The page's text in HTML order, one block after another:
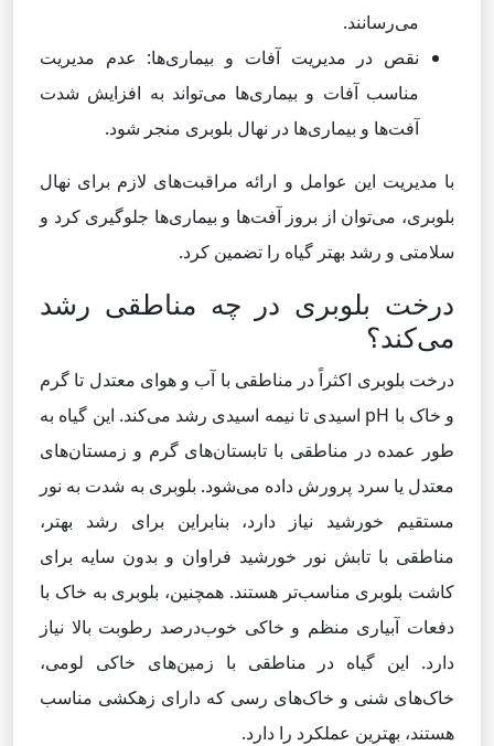
می‌رسانند.
نقص در مدیریت آفات و بیماری‌ها: عدم مدیریت
مناسب آفات و بیماری‌ها می‌تواند به افزایش شدت
آفت‌ها و بیماری‌ها در نهال بلوبری منجر شود.
با مدیریت این عوامل و ارائه مراقبت‌های لازم برای نهال
بلوبری، می‌توان از بروز آفت‌ها و بیماری‌ها جلوگیری کرد و
سلامتی و رشد بهتر گیاه را تضمین کرد.
درخت بلوبری در چه مناطقی رشد
می‌کند؟
درخت بلوبری اکثراً در مناطقی با آب و هوای معتدل تا گرم
و خاک با pH اسیدی تا نیمه اسیدی رشد می‌کند. این گیاه به
طور عمده در مناطقی با تابستان‌های گرم و زمستان‌های
معتدل یا سرد پرورش داده می‌شود. بلوبری به شدت به نور
مستقیم خورشید نیاز دارد، بنابراین برای رشد بهتر،
مناطقی با تابش نور خورشید فراوان و بدون سایه برای
کاشت بلوبری مناسب‌تر هستند. همچنین، بلوبری به خاک با
دفعات آبیاری منظم و خاکی خوب‌درصد رطوبت بالا نیاز
دارد. این گیاه در مناطقی با زمین‌های خاکی لومی،
خاک‌های شنی و خاک‌های رسی که دارای زهکشی مناسب
هستند، بهترین عملکرد را دارد.